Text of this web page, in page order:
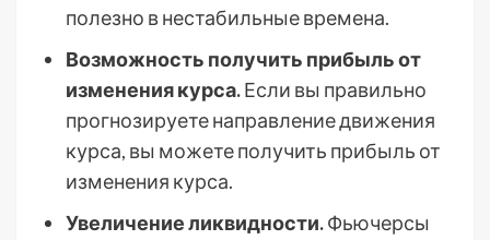
полезно в нестабильные времена.
Возможность получить прибыль от
изменения курса.Если вы правильно
прогнозируете направление движения
курса, вы можете получить прибыль от
изменения курса.
Увеличение ликвидности.Фьючерсы